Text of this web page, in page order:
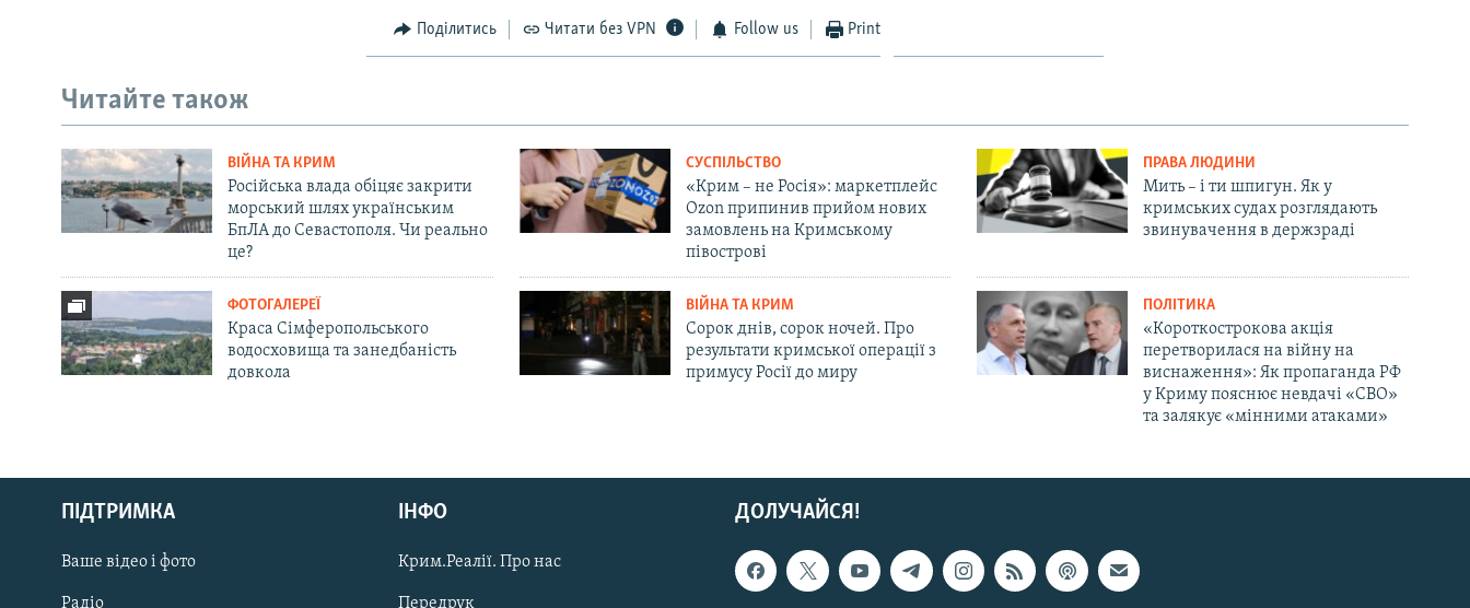
Русский
Qırımtatar
ДОЛУЧАЙСЯ!
Поділитись Читати без VPN Follow us Print
Читайте також
ВІЙНА ТА КРИМ
Російська влада обіцяє закрити
морський шлях українським
БпЛА до Севастополя. Чи реально
це?
СУСПІЛЬСТВО
«Крим – не Росія»: маркетплейс
Ozon припинив прийом нових
замовлень на Кримському
півострові
ПРАВА ЛЮДИНИ
Мить – і ти шпигун. Як у
кримських судах розглядають
звинувачення в держзраді
ФОТОГАЛЕРЕЇ
Краса Сімферопольського
водосховища та занедбаність
довкола
ВІЙНА ТА КРИМ
Сорок днів, сорок ночей. Про
результати кримської операції з
примусу Росії до миру
ПОЛІТИКА
«Короткострокова акція
перетворилася на війну на
виснаження»: Як пропаганда РФ
у Криму пояснює невдачі «СВО»
та залякує «мінними атаками»
ДОЛУЧАЙСЯ!
ПІДТРИМКА
Ваше відео і фото
Радіо
ІНФО
Крим.Реалії. Про нас
Передрук